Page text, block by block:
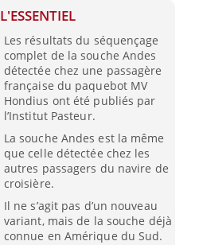
L'ESSENTIEL
Les résultats du séquençage
complet de la souche Andes
détectée chez une passagère
française du paquebot MV
Hondius ont été publiés par
l’Institut Pasteur.
La souche Andes est la même
que celle détectée chez les
autres passagers du navire de
croisière.
Il ne s’agit pas d’un nouveau
variant, mais de la souche déjà
connue en Amérique du Sud.